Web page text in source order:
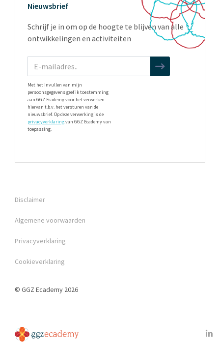
Nieuwsbrief
Schrijf je in om op de hoogte te blijven van alle
ontwikkelingen en activiteiten
Met het invullen van mijn
persoonsgegevens geef ik toestemming
aan GGZ Ecademy voor het verwerken
hiervan t.b.v. het versturen van de
nieuwsbrief. Op deze verwerking is de
privacyverklaringvan GGZ Ecademy van
toepassing.
Disclaimer
Algemene voorwaarden
Privacyverklaring
Cookieverklaring
© GGZ Ecademy 2026